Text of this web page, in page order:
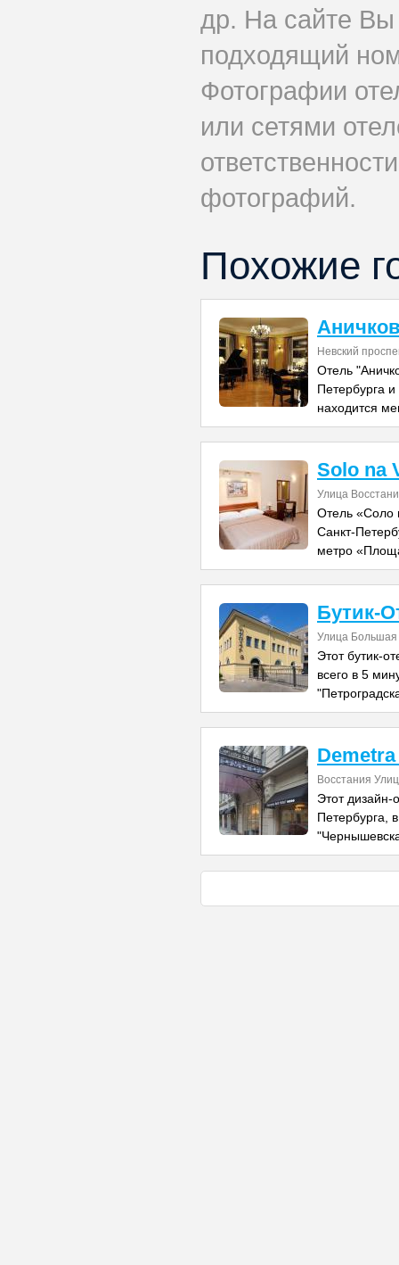
др. На сайте Вы
подходящий
Фотографии
или сетями
фотографий.
Похожие
Невский
Отель
Петербурга
находится
Solo na
Улица
Отель «Соло
Санкт-
метро
Бутик-
Улица
Этот бутик-
всего в 5
Восстания
Этот дизайн-
Петербурга,